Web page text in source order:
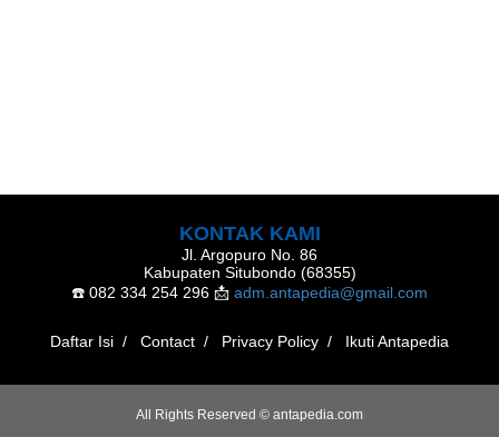
KONTAK KAMI
Jl. Argopuro No. 86
Kabupaten Situbondo (68355)
☎️ 082 334 254 296 📩 adm.antapedia@gmail.com
Daftar Isi Contact Privacy Policy Ikuti Antapedia
All Rights Reserved © antapedia.com